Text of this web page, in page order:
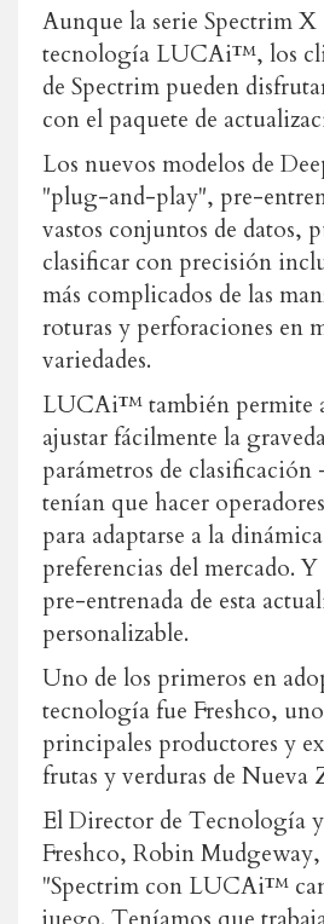
Aunque la serie Spectrim
tecnología LUCAi™, los
de Spectrim pueden
con el paquete de
Los nuevos modelos de
"plug-and-play", pre-
vastos conjuntos de datos,
clasificar con precisión
más complicados de las
roturas y perforaciones en
variedades.
LUCAi™ también permite
ajustar fácilmente la
parámetros de clasificación
tenían que hacer
para adaptarse a la
preferencias del mercado.
pre-entrenada de esta
personalizable.
Uno de los primeros en
tecnología fue Freshco,
principales productores y
frutas y verduras de Nueva
El Director de Tecnología
Freshco, Robin
"Spectrim con LUCAi™